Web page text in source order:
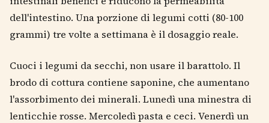
dell'intestino. Una porzione di legumi cotti (80-100
grammi) tre volte a settimana è il dosaggio reale.
Cuoci i legumi da secchi, non usare il barattolo. Il
brodo di cottura contiene saponine, che aumentano
l'assorbimento dei minerali. Lunedì una minestra di
lenticchie rosse. Mercoledì pasta e ceci. Venerdì un